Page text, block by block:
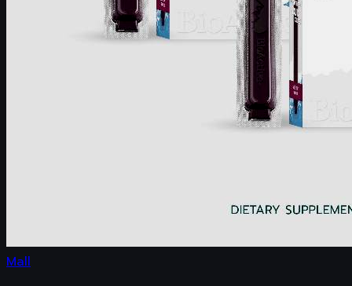
Mall